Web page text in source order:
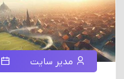
مدیر سایت